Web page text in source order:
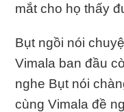
mắt cho họ thấy
Bụt ngồi nói
Vimala ban đầu
nghe Bụt nói
cùng Vimala đề